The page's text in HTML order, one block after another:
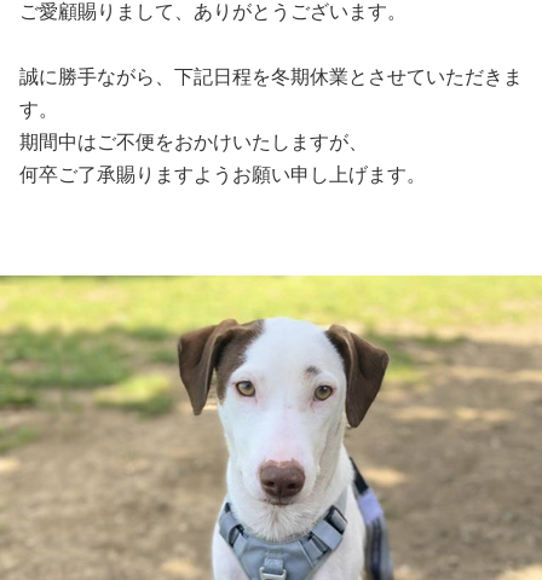
ご愛顧賜りまして、ありがとうございます。
誠に勝手ながら、下記日程を冬期休業とさせていただきま
す。
期間中はご不便をおかけいたしますが、
何卒ご了承賜りますようお願い申し上げます。